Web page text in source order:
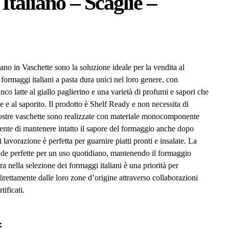
in Vaschette sono la soluzione ideale per la vendita al
italiani a pasta dura unici nel loro genere, con
latte al giallo paglierino e una varietà di profumi e sapori che
e al saporito. Il prodotto è Shelf Ready e non necessita di
vaschette sono realizzate con materiale monocomponente
di mantenere intatto il sapore del formaggio anche dopo
lavorazione è perfetta per guarnire piatti pronti e insalate. La
perfette per un uso quotidiano, mantenendo il formaggio
nella selezione dei formaggi italiani è una priorità per
dalle loro zone d’origine attraverso collaborazioni